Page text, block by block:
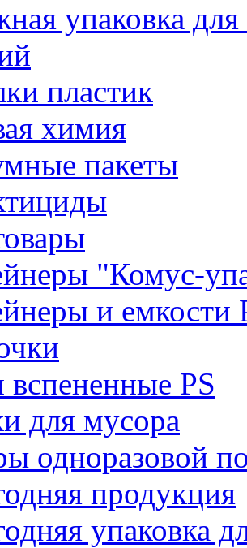
упаковка
пластик
химия
пакеты
"Комус-
и емкости
вспененные PS
для мусора
одноразовой
продукция
упаковка